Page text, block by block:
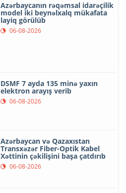
Azərbaycanın rəqəmsal idarəçilik
model iki beynəlxalq mükafata
layiq görülüb
06-08-2026
DSMF 7 ayda 135 minə yaxın
elektron arayış verib
06-08-2026
Azərbaycan və Qazaxıstan
Transxəzər Fiber-Optik Kabel
Xəttinin çəkilişini başa çatdırıb
06-08-2026